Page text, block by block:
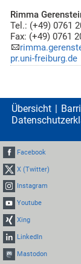
Rimma
Tel.: (+49) 0761
Fax: (+49) 0761
pr.uni-freiburg.de
Übersicht
Facebook
X (Twitter)
Instagram
Youtube
Xing
LinkedIn
Mastodon